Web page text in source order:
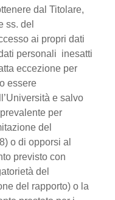
dal Titolare,
ss. del
ai propri dati
personali inesatti
eccezione per
essere
e salvo
per
del
o di opporsi al
previsto con
del
del rapporto) o la